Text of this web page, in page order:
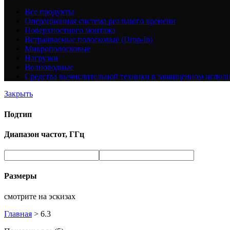
Все продукты
Операционная система реального времени
Поверхностного монтажа
Встраиваемые полосковые (Drop-In)
Микрополосковые
Нагрузки
Волноводные
Средства вычислительной техники в защищенном
Закрыть
Подтип
Диапазон частот, ГГц
Размеры
смотрите на эскизах
Главная > 6.3